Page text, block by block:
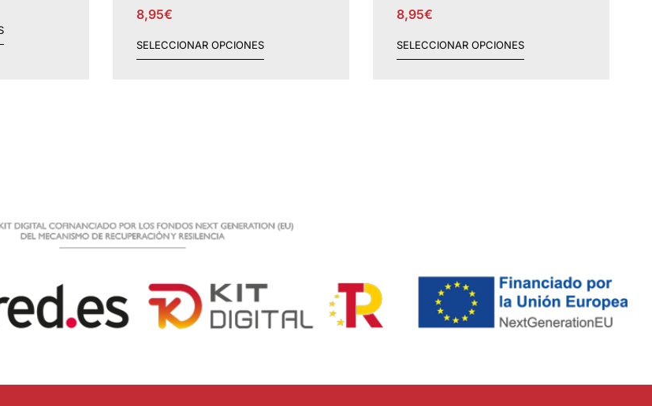
8,95€
SELECCIONAR OPCIONES
8,95€
SELECCIONAR OPCIONES